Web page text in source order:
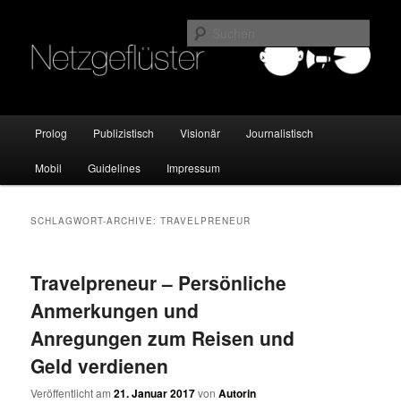
Netzgeflüster
Zum
Inhalt
Zum
sekundären
Prolog Publizistisch Visionär Journalistisch
Mobil Guidelines Impressum
SCHLAGWORT-ARCHIVE:TRAVELPRENEUR
Travelpreneur – Persönliche
Anmerkungen und
Anregungen zum Reisen und
Geld verdienen
Veröffentlicht am21. Januar 2017vonAutorin